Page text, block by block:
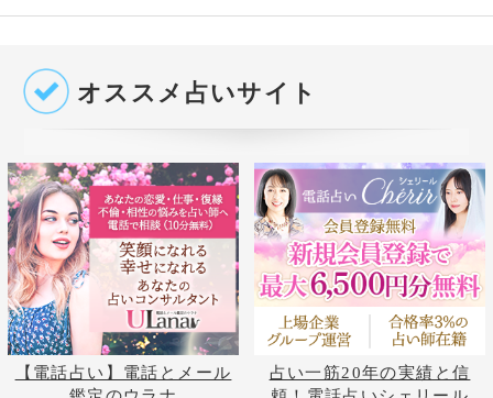
占いの泉とは？
占いの泉では、TVで話題の有名占い師、流行
の電話占い師の中から当たると評判の占い師を
ピックアップして紹介しております。単純なプ
ロフィール紹介だけではなく、有名占い師や電
話占い師の占いを記事形式で無料公開しており
ます。